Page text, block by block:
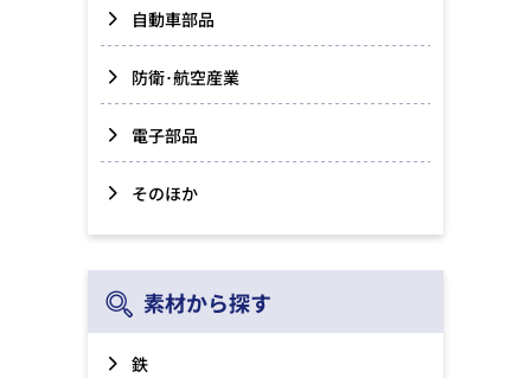
自動車部品
防衛･航空産業
電子部品
そのほか
素材から探す
鉄